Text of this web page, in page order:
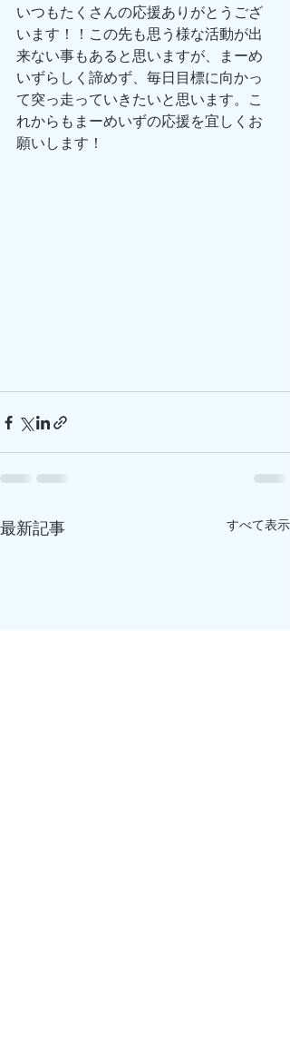
いつもたくさんの応援ありがとうござ
います！！この先も思う様な活動が出
来ない事もあると思いますが、まーめ
いずらしく諦めず、毎日目標に向かっ
て突っ走っていきたいと思います。こ
れからもまーめいずの応援を宜しくお
願いします！
最新記事 すべて表示